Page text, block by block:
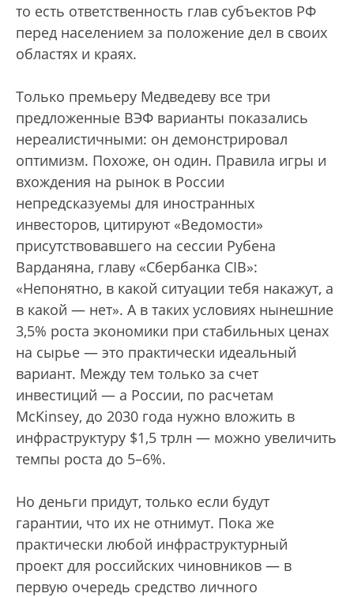
то есть ответственность глав субъектов РФ
перед населением за положение дел в своих
областях и краях.
Только премьеру Медведеву все три
предложенные ВЭФ варианты показались
нереалистичными: он демонстрировал
оптимизм. Похоже, он один. Правила игры и
вхождения на рынок в России
непредсказуемы для иностранных
инвесторов, цитируют «Ведомости»
присутствовавшего на сессии Рубена
Варданяна, главу «Сбербанка CIB»:
«Непонятно, в какой ситуации тебя накажут, а
в какой — нет». А в таких условиях нынешние
3,5% роста экономики при стабильных ценах
на сырье — это практически идеальный
вариант. Между тем только за счет
инвестиций — а России, по расчетам
McKinsey, до 2030 года нужно вложить в
инфраструктуру $1,5 трлн — можно увеличить
темпы роста до 5–6%.
Но деньги придут, только если будут
гарантии, что их не отнимут. Пока же
практически любой инфраструктурный
проект для российских чиновников — в
первую очередь средство личного